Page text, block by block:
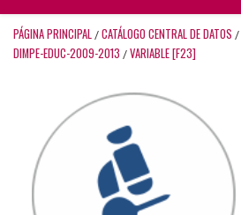
PÁGINA PRINCIPAL / CATÁLOGO CENTRAL DE DATOS /
DIMPE-EDUC-2009-2013 / VARIABLE [F23]